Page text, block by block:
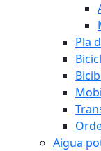
Pla
Aigua